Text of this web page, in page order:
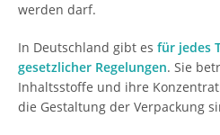
werden darf.
In Deutschland gibt es für jedes
gesetzlicher Regelungen. Sie
Inhaltsstoffe und ihre
die Gestaltung der Verpackung